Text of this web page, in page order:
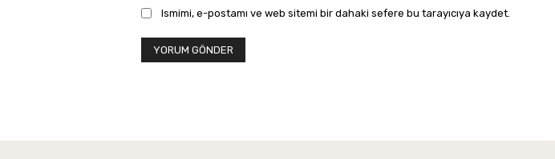
Ismimi, e-postamı ve web sitemi bir dahaki sefere bu tarayıcıya kaydet.